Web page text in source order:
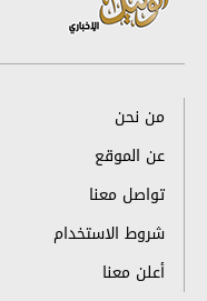
من نحن
عن الموقع
تواصل معنا
شروط الاستخدام
أعلن معنا